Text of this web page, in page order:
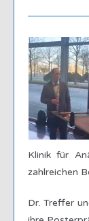
Klinik für
zahlreichen
Dr. Treffer